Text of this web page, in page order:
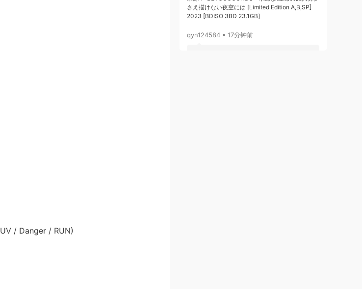
/ Danger / RUN)
さえ描けない夜空には [Limited Edition A,B,SP]
2023 [BDISO 3BD 23.1GB]
qyn124584 • 17分钟前